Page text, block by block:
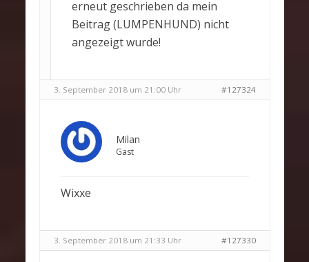
erneut geschrieben da mein
Beitrag (LUMPENHUND) nicht
angezeigt wurde!
3. September 2018 um 21:00 Uhr #127324
Milan
Gast
Wixxe
3. September 2018 um 21:33 Uhr #127330